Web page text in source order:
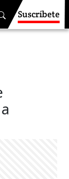
Suscríbete